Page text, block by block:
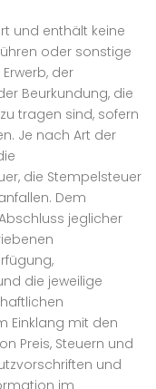
und enthält keine
oder sonstige
der
Beurkundung, die
tragen sind, sofern
Je nach Art der
die Stempelsteuer
Dem
jeglicher
die jeweilige
Einklang mit den
Preis, Steuern und
und